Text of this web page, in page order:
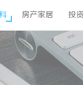
房产家居 投